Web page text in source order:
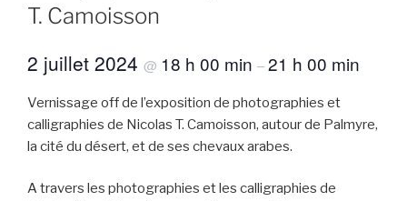
T. Camoisson
2 juillet 2024 @ 18 h 00 min –21 h 00 min
Vernissage off de l’exposition de photographies et
calligraphies de Nicolas T. Camoisson, autour de Palmyre,
la cité du désert, et de ses chevaux arabes.
A travers les photographies et les calligraphies de